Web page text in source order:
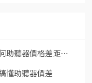
助聽器價格差距⋯
懂助聽器價差